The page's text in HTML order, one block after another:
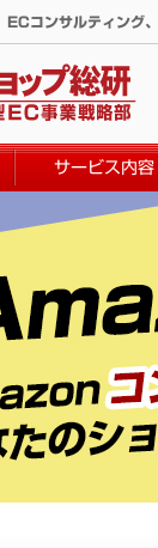
ECコンサルティング
サービス内容